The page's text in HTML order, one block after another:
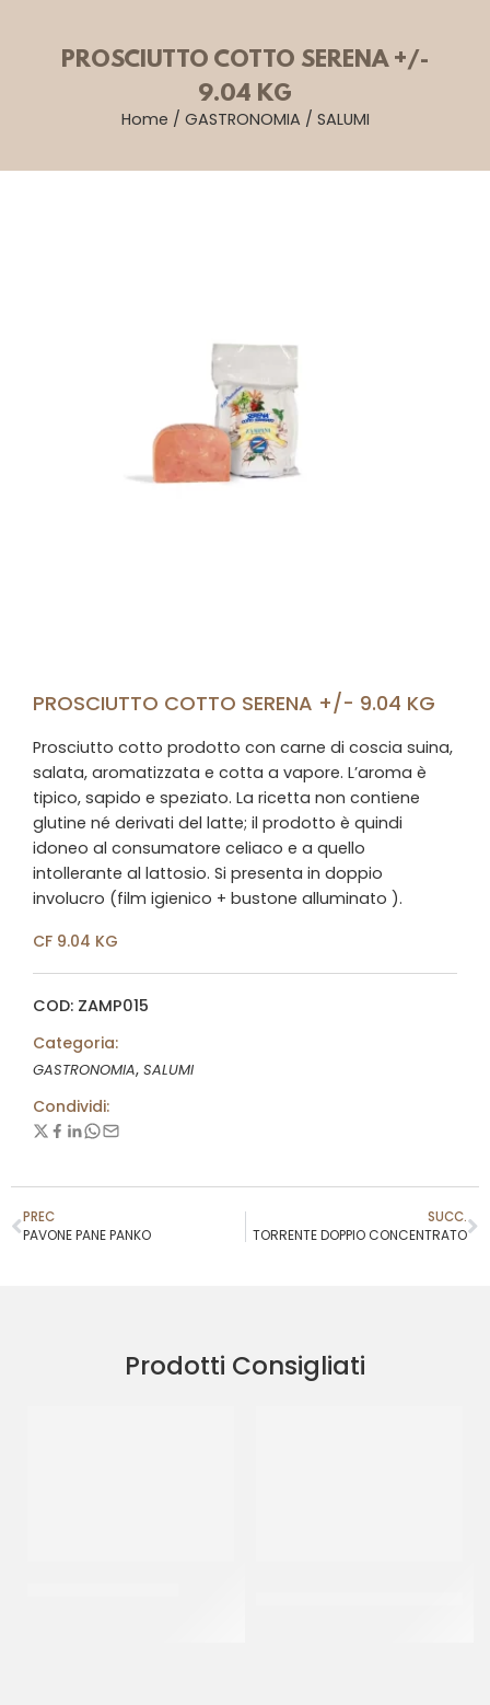
PROSCIUTTO COTTO SERENA +/-
9.04 KG
Home / GASTRONOMIA / SALUMI
PROSCIUTTO COTTO SERENA +/- 9.04 KG
Prosciutto cotto prodotto con carne di coscia suina,
salata, aromatizzata e cotta a vapore. L’aroma è
tipico, sapido e speziato. La ricetta non contiene
glutine né derivati del latte; il prodotto è quindi
idoneo al consumatore celiaco e a quello
intollerante al lattosio. Si presenta in doppio
involucro (film igienico + bustone alluminato ).
CF 9.04 KG
COD: ZAMP015
Categoria:
GASTRONOMIA, SALUMI
Condividi:
PREC
PAVONE PANE PANKO
SUCC.
TORRENTE DOPPIO CONCENTRATO
Prodotti Consigliati